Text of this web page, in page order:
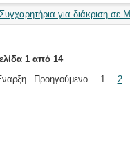
Συγχαρητήρια για διάκριση σε
1 από 14
Προηγούμενο 1 2